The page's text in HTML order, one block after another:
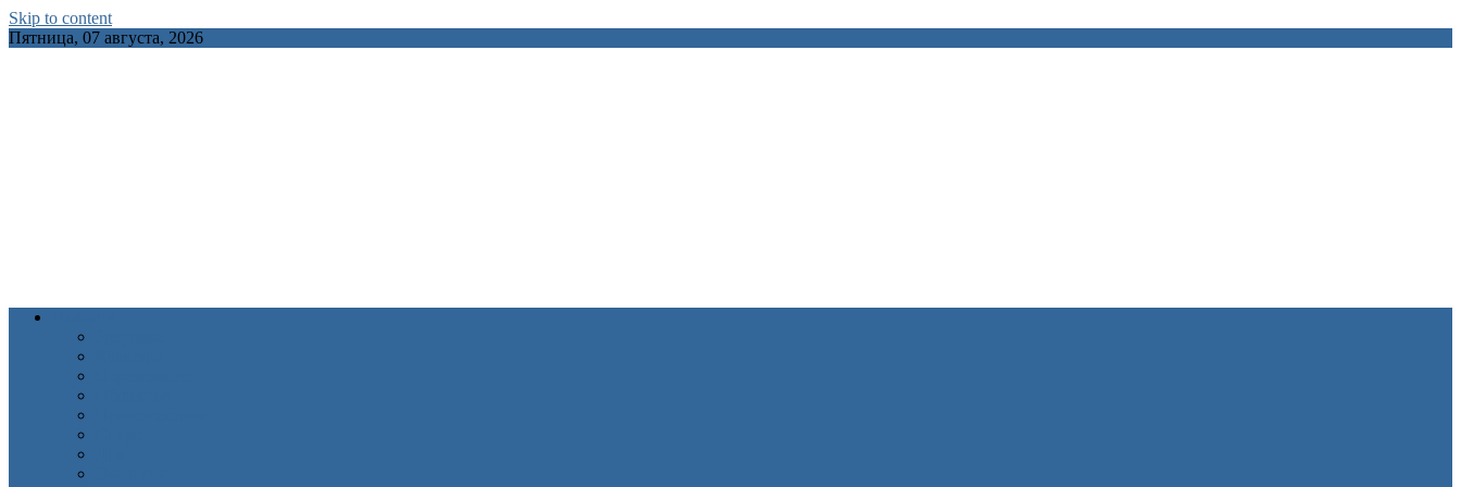
Skip to content
Пятница, 07 августа, 2026